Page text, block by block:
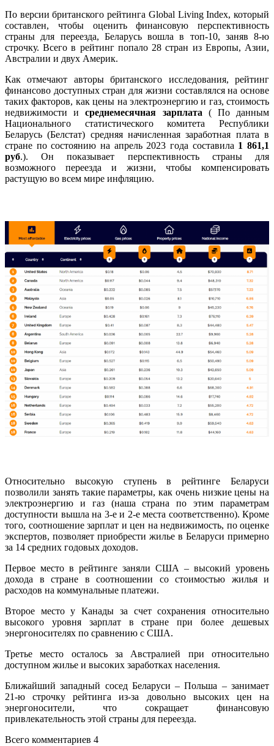
По версии британского рейтинга Global Living Index, который
составлен, чтобы оценить финансовую перспективность
страны для переезда, Беларусь вошла в топ-10, заняв 8-ю
строчку. Всего в рейтинг попало 28 стран из Европы, Азии,
Австралии и двух Америк.
Как отмечают авторы британского исследования, рейтинг
финансово доступных стран для жизни составлялся на основе
таких факторов, как цены на электроэнергию и газ, стоимость
недвижимости исреднемесячная зарплата ( По данным
Национального статистического комитета Республики
Беларусь (Белстат) средняя начисленная заработная плата в
стране по состоянию на апрель 2023 года составила 1 861,1
руб.). Он показывает перспективность страны для
возможного переезда и жизни, чтобы компенсировать
растущую во всем мире инфляцию.
Относительно высокую ступень в рейтинге Беларуси
позволили занять такие параметры, как очень низкие цены на
электроэнергию и газ (наша страна по этим параметрам
доступности вышла на 3-е и 2-е места соответственно). Кроме
того, соотношение зарплат и цен на недвижимость, по оценке
экспертов, позволяет приобрести жилье в Беларуси примерно
за 14 средних годовых доходов.
Первое место в рейтинге заняли США – высокий уровень
дохода в стране в соотношении со стоимостью жилья и
расходов на коммунальные платежи.
Второе место у Канады за счет сохранения относительно
высокого уровня зарплат в стране при более дешевых
энергоносителях по сравнению с США.
Третье место осталось за Австралией при относительно
доступном жилье и высоких заработках населения.
Ближайший западный сосед Беларуси – Польша – занимает
21-ю строчку рейтинга из-за довольно высоких цен на
энергоносители, что сокращает финансовую
привлекательность этой страны для переезда.
Всего комментариев 4